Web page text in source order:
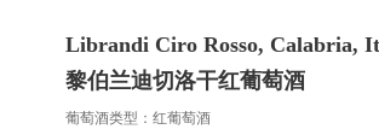
Librandi Ciro Rosso, Calabria,
黎伯兰迪切洛干红葡萄酒
葡萄酒类型：红葡萄酒